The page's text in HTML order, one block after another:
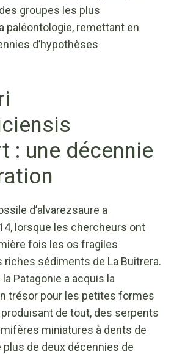
groupes les plus
paléontologie, remettant en
d’hypothèses
: une décennie
d’alvarezsaure a
lorsque les chercheurs ont
fois les os fragiles
sédiments de La Buitrera.
Patagonie a acquis la
trésor pour les petites formes
de tout, des serpents
miniatures à dents de
plus de deux décennies de